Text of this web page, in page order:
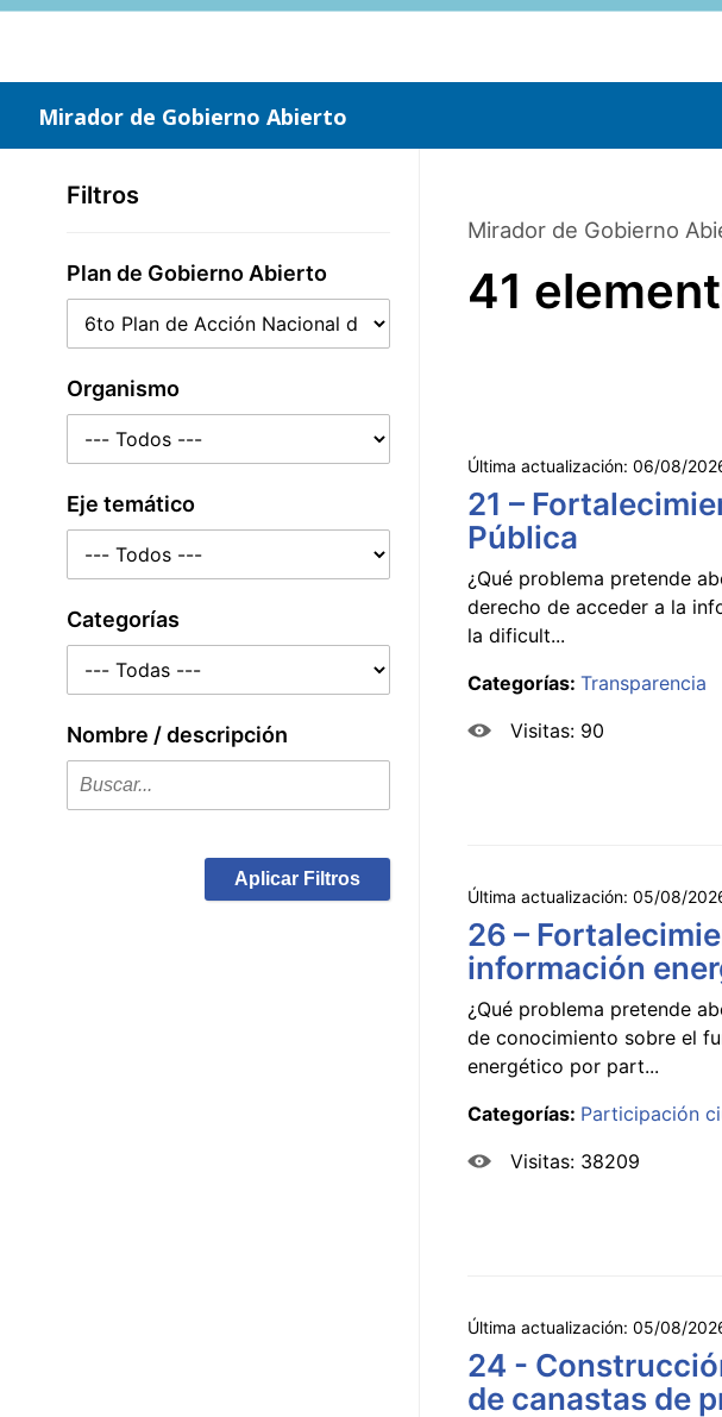
Saltar
Mirador de Gobierno Abierto
Filtros
Plan de Gobierno Abierto
Organismo
Eje temático
Categorías
Nombre / descripción
Aplicar Filtros
Mirador de Gobierno
41
Última actualización: 06/08/
21 –
Pública
¿Qué problema pretende
derecho de acceder a la
la dificult...
Categorías: Transparencia
Visitas: 90
Última actualización: 05/08/
26 –
información
¿Qué problema pretende
de conocimiento sobre el
energético por part...
Categorías: Participación
Visitas: 38209
Última actualización: 05/08/
24 -
de canastas de